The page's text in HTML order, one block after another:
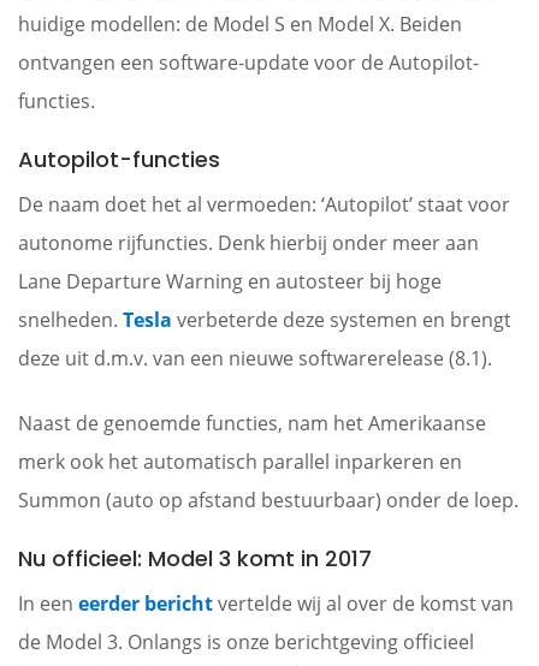
huidige modellen: de Model S en Model X. Beiden
ontvangen een software-update voor de Autopilot-
functies.
Autopilot-functies
De naam doet het al vermoeden: ‘Autopilot’ staat voor
autonome rijfuncties. Denk hierbij onder meer aan
Lane Departure Warning en autosteer bij hoge
snelheden. Tesla verbeterde deze systemen en brengt
deze uit d.m.v. van een nieuwe softwarerelease (8.1).
Naast de genoemde functies, nam het Amerikaanse
merk ook het automatisch parallel inparkeren en
Summon (auto op afstand bestuurbaar) onder de loep.
Nu officieel: Model 3 komt in 2017
In een eerder berichtvertelde wij al over de komst van
de Model 3. Onlangs is onze berichtgeving officieel